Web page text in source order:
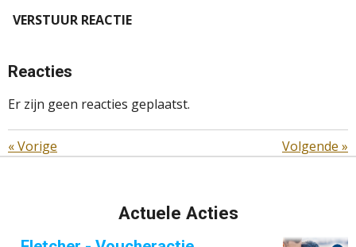
VERSTUUR REACTIE
Reacties
Er zijn geen reacties geplaatst.
«Vorige Volgende »
Actuele Acties